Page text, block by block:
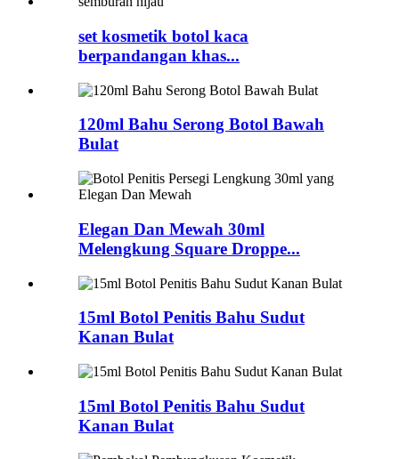
set kosmetik botol kaca
berpandangan khas...
120ml Bahu Serong Botol Bawah
Bulat
Elegan Dan Mewah 30ml
Melengkung Square Droppe...
15ml Botol Penitis Bahu Sudut
Kanan Bulat
15ml Botol Penitis Bahu Sudut
Kanan Bulat